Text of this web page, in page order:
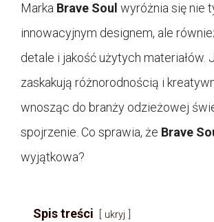
Marka Brave Soul wyróżnia się nie
innowacyjnym designem, ale
detale i jakość użytych materiałów.
zaskakują różnorodnością i
wnosząc do branży odzieżowej
spojrzenie. Co sprawia, że Brave
wyjątkowa?
Spis treści ukryj